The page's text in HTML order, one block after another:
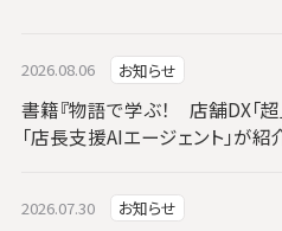
2026.08.06 お知らせ
書籍『物語で学ぶ！ 店舗DX「超
「店長支援AIエージェント」が
2026.07.30 お知らせ